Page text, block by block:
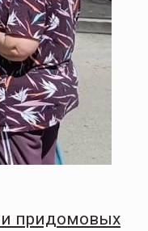
и придомовых